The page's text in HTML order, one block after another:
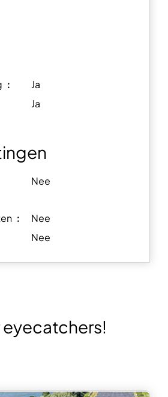
Ja
Ja
Nee
︰
Nee
Nee
eyecatchers!